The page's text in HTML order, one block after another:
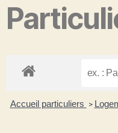
Accueil particuliers >